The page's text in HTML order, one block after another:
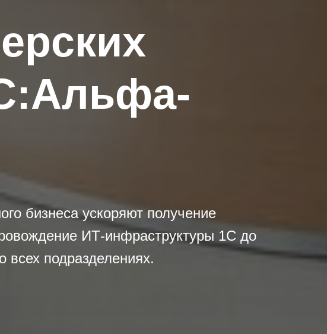
бизнеса ускоряют получение
ИТ-инфраструктуры 1С до
всех подразделениях.